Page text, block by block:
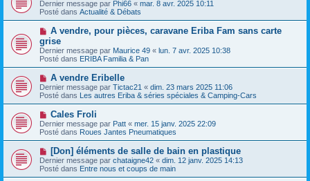
e
m
e
s
a
g
e
u
v
a
u
m
e
s
a
g
e
Dernier message par Phi66 « mar. 8 avr. 2025 10:11
Posté dans Actualité & Débats
N
o
u
v
e
a
u
m
e
s
s
g
e
A vendre, pour pièces, caravane Eriba Fam sans carte
grise
Dernier message par Maurice 49 « lun. 7 avr. 2025 10:38
Posté dans ERIBA Familia & Pan
N
o
u
v
a
u
m
e
s
a
g
A vendre Eribelle
Dernier message par Tictac21 « dim. 23 mars 2025 11:06
Posté dans Les autres Eriba & séries spéciales & Camping-Cars
N
o
u
v
e
u
m
e
Cales Froli
Dernier message par Patt « mer. 15 janv. 2025 22:09
Posté dans Roues Jantes Pneumatiques
N
o
u
v
[Don] éléments de salle de bain en plastique
Dernier message par chataigne42 « dim. 12 janv. 2025 14:13
Posté dans Entre nous et coups de main